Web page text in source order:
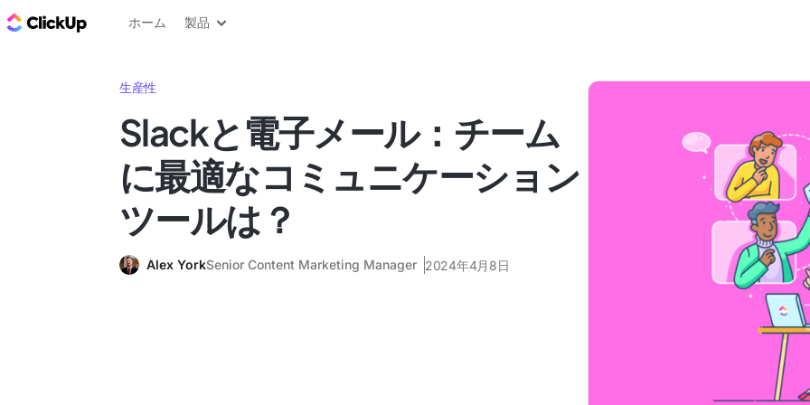
ClickUp ブログ
ホーム 製品
生産性
Slackと電子メール：チーム
に最適なコミュニケーション
ツールは？
Alex YorkSenior Content Marketing Manager 2024年4月8日